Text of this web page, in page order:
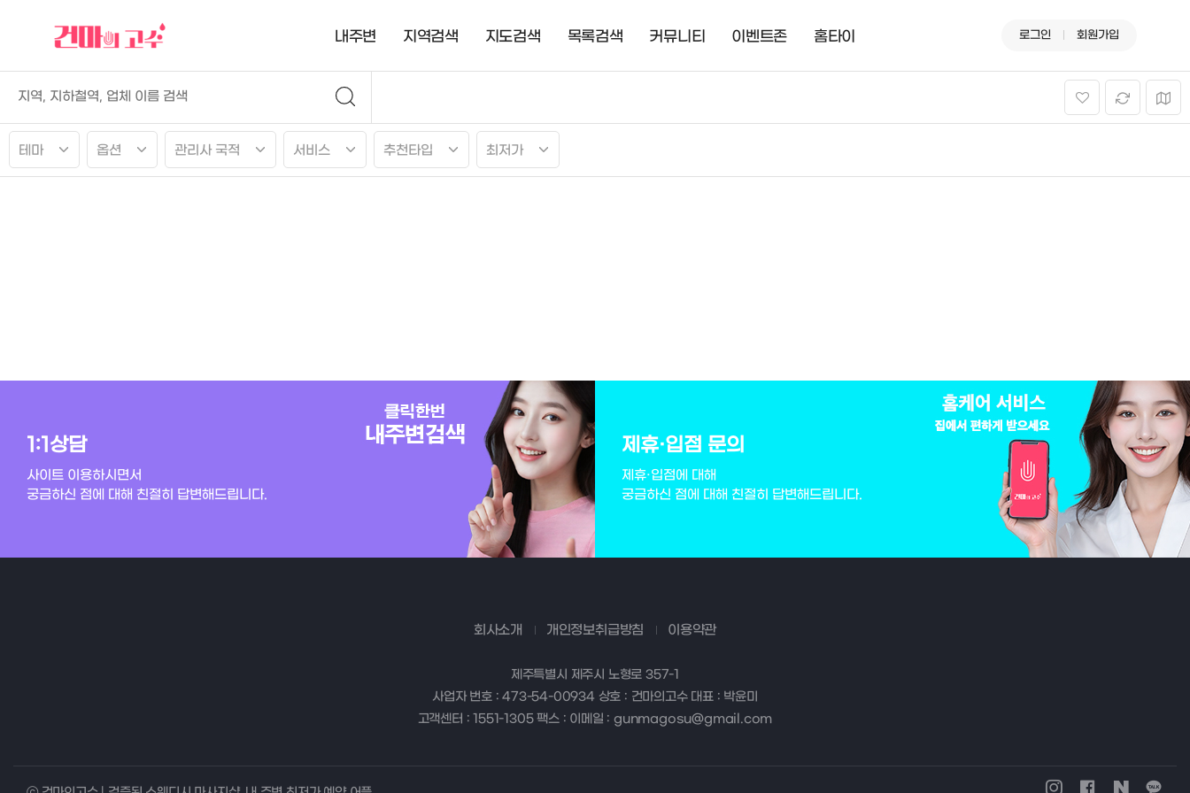
내주변 지역검색 지도검색 목록검색 커뮤니티 이벤트존 홈타이 로그인 회원가입
테마 옵션 관리사 국적 서비스 추천타입 최저가
1:1상담
사이트 이용하시면서
궁금하신 점에 대해 친절히 답변해드립니다.
제휴·입점 문의
제휴·입점에 대해
궁금하신 점에 대해 친절히 답변해드립니다.
회사소개 개인정보취급방침 이용약관
제주특별시 제주시 노형로 357-1
사업자 번호 : 473-54-00934 상호 : 건마의고수 대표 : 박윤미
고객센터 : 1551-1305 팩스 : 이메일 : gunmagosu@gmail.com